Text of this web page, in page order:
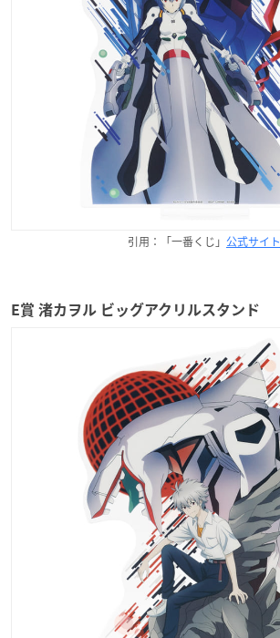
引用：「一番くじ」 公式サイト
E賞 渚カヲル ビッグアクリルスタンド